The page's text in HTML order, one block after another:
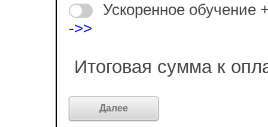
Ускоренное обучение
->>
Итоговая сумма к